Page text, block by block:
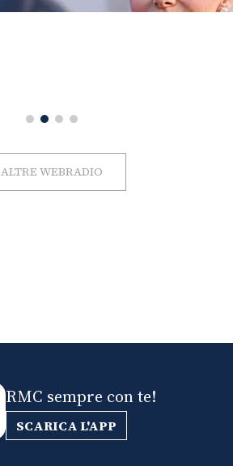
ALTRE WEBRADIO
RMC sempre con te!
SCARICA L'APP